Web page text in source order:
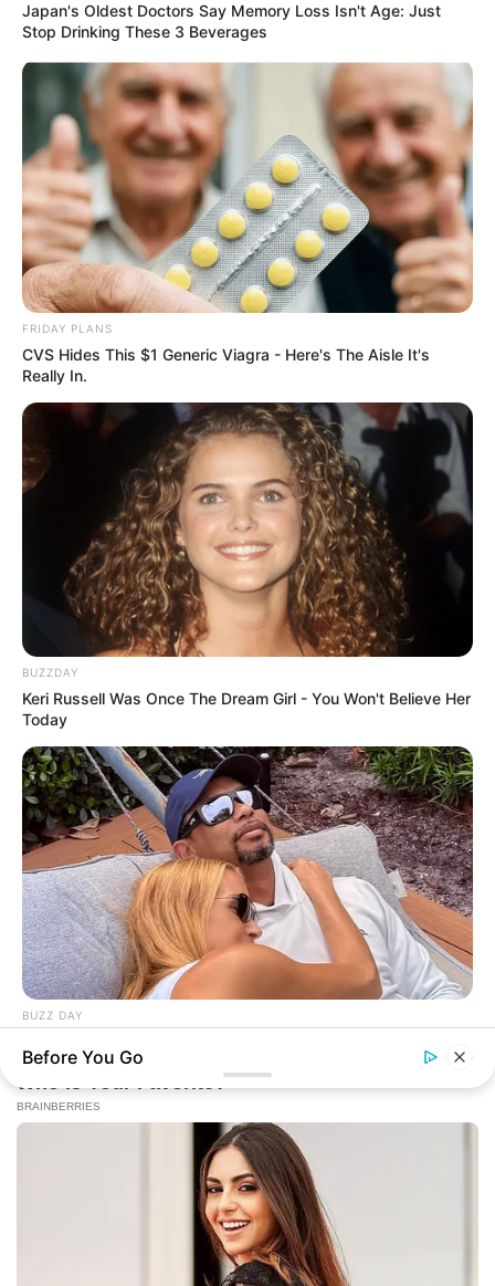
Japan's Oldest Doctors Say Memory Loss Isn't Age: Just
Stop Drinking These 3 Beverages
FRIDAY PLANS
CVS Hides This $1 Generic Viagra - Here's The Aisle It's
Really In.
BUZZDAY
Keri Russell Was Once The Dream Girl - You Won't Believe Her
Today
BUZZ DAY
Before You Go